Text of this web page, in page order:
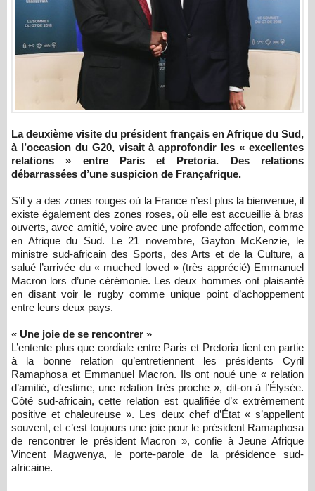
La deuxième visite du président français en Afrique du Sud,
à l’occasion du G20, visait à approfondir les « excellentes
relations » entre Paris et Pretoria. Des relations
débarrassées d’une suspicion de Françafrique.
S’il y a des zones rouges où la France n’est plus la bienvenue, il
existe également des zones roses, où elle est accueillie à bras
ouverts, avec amitié, voire avec une profonde affection, comme
en Afrique du Sud. Le 21 novembre, Gayton McKenzie, le
ministre sud-africain des Sports, des Arts et de la Culture, a
salué l’arrivée du « muched loved » (très apprécié) Emmanuel
Macron lors d’une cérémonie. Les deux hommes ont plaisanté
en disant voir le rugby comme unique point d’achoppement
entre leurs deux pays.
« Une joie de se rencontrer »
L’entente plus que cordiale entre Paris et Pretoria tient en partie
à la bonne relation qu’entretiennent les présidents Cyril
Ramaphosa et Emmanuel Macron. Ils ont noué une « relation
d’amitié, d’estime, une relation très proche », dit-on à l’Élysée.
Côté sud-africain, cette relation est qualifiée d’« extrêmement
positive et chaleureuse ». Les deux chef d’État « s’appellent
souvent, et c’est toujours une joie pour le président Ramaphosa
de rencontrer le président Macron », confie à Jeune Afrique
Vincent Magwenya, le porte-parole de la présidence sud-
africaine.